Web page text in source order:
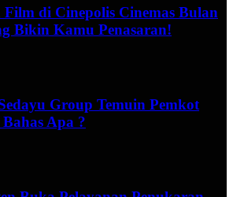
Film di Cinepolis Cinemas Bulan
Bikin Kamu Penasaran!
Group Temuin Pemkot
Bahas Apa ?